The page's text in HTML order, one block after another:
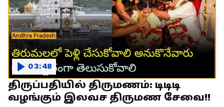
திருப்பதியில் திருமணம்: டிடிடி
வழங்கும் இலவச திருமண சேவை!!
03:48